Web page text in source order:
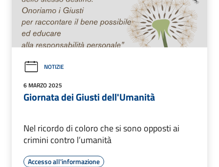
NOTIZIE
6 MARZO 2025
Giornata dei Giusti dell'Umanità
Nel ricordo di coloro che si sono opposti ai
crimini contro l’umanità
Accesso all'informazione